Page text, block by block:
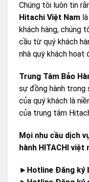
Chúng tôi luôn tin
Hitachi Việt Nam
khách hàng, chúng
cầu từ quý khách
nhà quý khách
Trung Tâm Bảo
sự đồng hành trong
của quý khách là
của trung tâm
Mọi nhu cầu dịch
hành HITACHI việt
► Hotline Đăng ký